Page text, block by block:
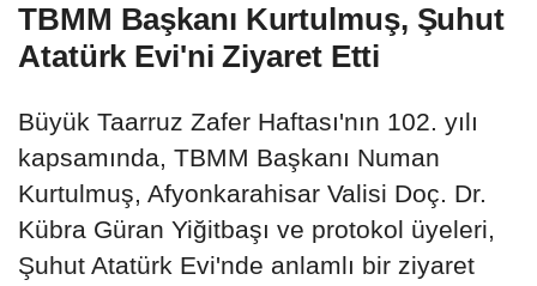
TBMM Başkanı Kurtulmuş, Şuhut
Atatürk Evi'ni Ziyaret Etti
Büyük Taarruz Zafer Haftası'nın 102. yılı
kapsamında, TBMM Başkanı Numan
Kurtulmuş, Afyonkarahisar Valisi Doç. Dr.
Kübra Güran Yiğitbaşı ve protokol üyeleri,
Şuhut Atatürk Evi'nde anlamlı bir ziyaret